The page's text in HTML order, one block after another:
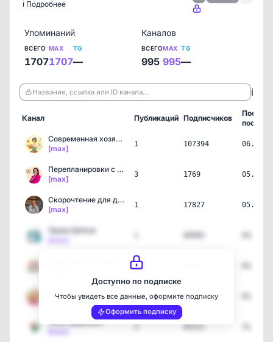
ℹ️ Подробнее
Упоминаний
ВСЕГО
1707
MAX
1707
TG
—
Каналов
ВСЕГО
995
MAX
995
TG
—
Название, ссылка или ID канала… ℹ️
Канал Публикаций Подписчиков
пост
Современная хозяйка | Ла…
[max]
1 107394
Перепланировки с Анной С…
[max]
3 1769
Скорочтение для детей | …
[max]
1 17827
Уроки Шитья
117
[max]
2 26085
Твоё Здоровье
3 65211
Доступно по подписке
Чтобы увидеть все данные, оформите подписку
Оформить подписку